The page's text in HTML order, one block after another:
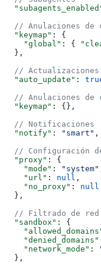
// Anulaciones de
  "keymap"
: {
    "global"
: {
  },
  // Actualizaciones
  "auto_update"
:
// Anulaciones de
  "keymap"
: {},
  // Notificaciones
  "notify"
: "smart"
// Configuración
  "proxy"
: {
    "mode"
: "system"
    "url"
: null
    "no_proxy"
: null
  },
// Filtrado de
  "sandbox"
: {
    "denied_domains"
    "network_mode"
:
  },